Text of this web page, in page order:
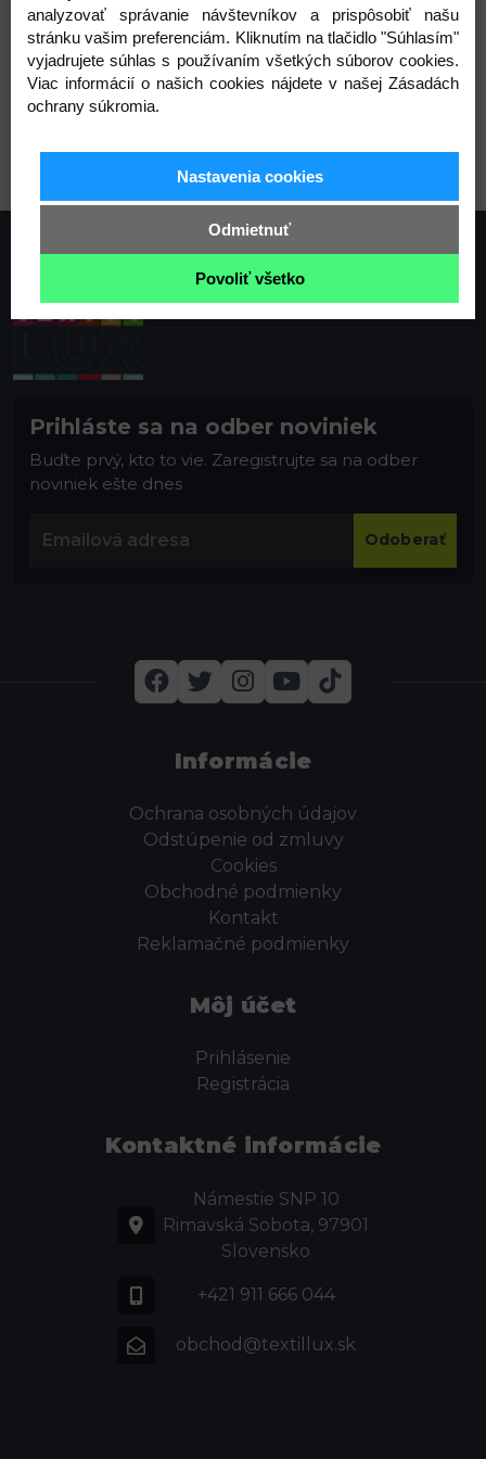
Prihláste sa na odber noviniek
Buďte prvý, kto to vie. Zaregistrujte sa na odber
noviniek ešte dnes
Odoberať
Informácie
Ochrana osobných údajov
Odstúpenie od zmluvy
Cookies
Obchodné podmienky
Kontakt
Reklamačné podmienky
Môj účet
Prihlásenie
Registrácia
Kontaktné informácie
Námestie SNP 10
Rimavská Sobota, 97901
Slovensko
+421 911 666 044
obchod@textillux.sk
analyzovať správanie návštevníkov a prispôsobiť našu
stránku vašim preferenciám. Kliknutím na tlačidlo "Súhlasím"
vyjadrujete súhlas s používaním všetkých súborov cookies.
Viac informácií o našich cookies nájdete v našej Zásadách
ochrany súkromia.
Nastavenia cookies
Odmietnuť
Povoliť všetko